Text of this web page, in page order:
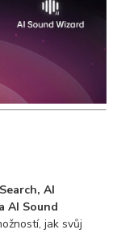
AI
AI Sound
jak svůj